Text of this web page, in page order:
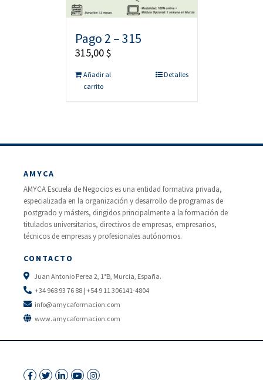
Pago 2 – 315
315,00$
Añadir al
carrito
Detalles
AMYCA
AMYCA Escuela de Negocios es una entidad formativa privada,
especializada en la organización y desarrollo de programas de
postgrado y másters, dirigidos principalmente a la formación de
titulados universitarios, directivos de empresas, empresarios,
técnicos de empresas y profesionales autónomos.
CONTACTO
Juan Antonio Perea 2, 1°B, Murcia, España.
+34 968 93 76 88 | +54 9 11 306141-4804
info@amycaformacion.com
www.amycaformacion.com